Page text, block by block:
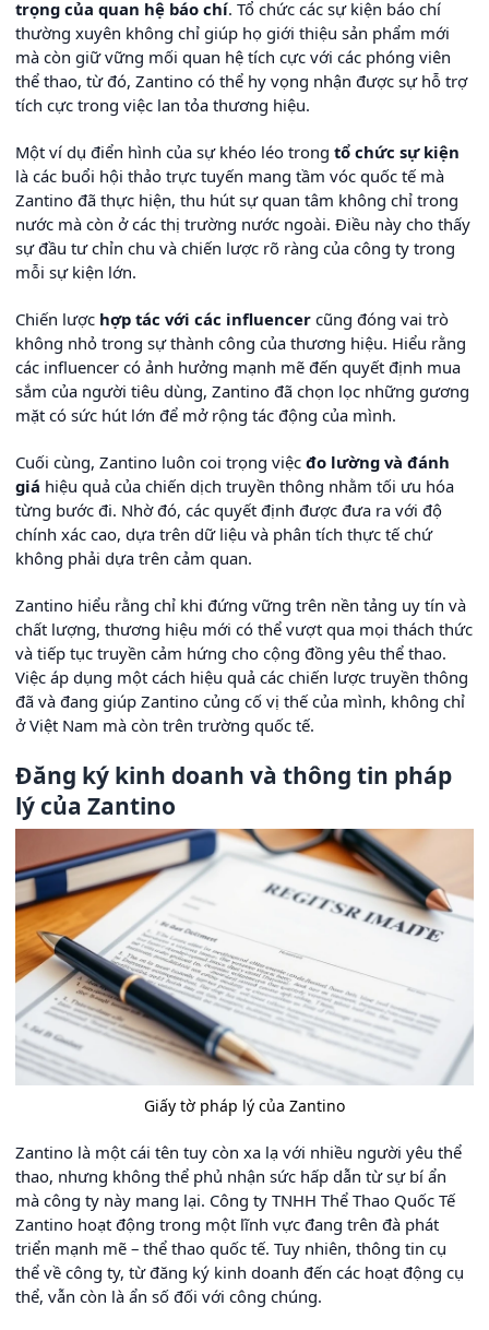
trọng của quan hệ báo chí. Tổ chức các sự kiện báo chí
thường xuyên không chỉ giúp họ giới thiệu sản phẩm mới
mà còn giữ vững mối quan hệ tích cực với các phóng viên
thể thao, từ đó, Zantino có thể hy vọng nhận được sự hỗ trợ
tích cực trong việc lan tỏa thương hiệu.
Một ví dụ điển hình của sự khéo léo trong tổ chức sự kiện
là các buổi hội thảo trực tuyến mang tầm vóc quốc tế mà
Zantino đã thực hiện, thu hút sự quan tâm không chỉ trong
nước mà còn ở các thị trường nước ngoài. Điều này cho thấy
sự đầu tư chỉn chu và chiến lược rõ ràng của công ty trong
mỗi sự kiện lớn.
Chiến lược hợp tác với các influencer cũng đóng vai trò
không nhỏ trong sự thành công của thương hiệu. Hiểu rằng
các influencer có ảnh hưởng mạnh mẽ đến quyết định mua
sắm của người tiêu dùng, Zantino đã chọn lọc những gương
mặt có sức hút lớn để mở rộng tác động của mình.
Cuối cùng, Zantino luôn coi trọng việc đo lường và đánh
giá hiệu quả của chiến dịch truyền thông nhằm tối ưu hóa
từng bước đi. Nhờ đó, các quyết định được đưa ra với độ
chính xác cao, dựa trên dữ liệu và phân tích thực tế chứ
không phải dựa trên cảm quan.
Zantino hiểu rằng chỉ khi đứng vững trên nền tảng uy tín và
chất lượng, thương hiệu mới có thể vượt qua mọi thách thức
và tiếp tục truyền cảm hứng cho cộng đồng yêu thể thao.
Việc áp dụng một cách hiệu quả các chiến lược truyền thông
đã và đang giúp Zantino củng cố vị thế của mình, không chỉ
ở Việt Nam mà còn trên trường quốc tế.
Đăng ký kinh doanh và thông tin pháp
lý của Zantino
Giấy tờ pháp lý của Zantino
Zantino là một cái tên tuy còn xa lạ với nhiều người yêu thể
thao, nhưng không thể phủ nhận sức hấp dẫn từ sự bí ẩn
mà công ty này mang lại. Công ty TNHH Thể Thao Quốc Tế
Zantino hoạt động trong một lĩnh vực đang trên đà phát
triển mạnh mẽ – thể thao quốc tế. Tuy nhiên, thông tin cụ
thể về công ty, từ đăng ký kinh doanh đến các hoạt động cụ
thể, vẫn còn là ẩn số đối với công chúng.